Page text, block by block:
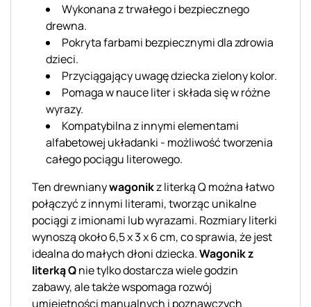
Wykonana z trwałego i bezpiecznego
drewna.
Pokryta farbami bezpiecznymi dla zdrowia
dzieci.
Przyciągający uwagę dziecka zielony kolor.
Pomaga w nauce liter i składa się w różne
wyrazy.
Kompatybilna z innymi elementami
alfabetowej układanki - możliwość tworzenia
całego pociągu literowego.
Ten drewnianywagonikz literką Q można łatwo
połączyć z innymi literami, tworząc unikalne
pociągi z imionami lub wyrazami. Rozmiary literki
wynoszą około 6,5 x 3 x 6 cm, co sprawia, że jest
idealna do małych dłoni dziecka.Wagonik z
literką Qnie tylko dostarcza wiele godzin
zabawy, ale także wspomaga rozwój
umiejętności manualnych i poznawczych